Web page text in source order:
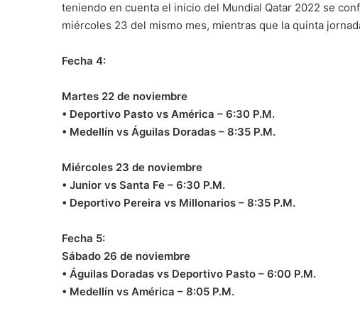
teniendo en cuenta el inicio del Mundial Qatar 2022 se
miércoles 23 del mismo mes, mientras que la quinta
Fecha 4:
Martes 22 de noviembre
• Deportivo Pasto vs América – 6:30 P.M.
• Medellín vs Águilas Doradas – 8:35 P.M.
Miércoles 23 de noviembre
• Junior vs Santa Fe – 6:30 P.M.
• Deportivo Pereira vs Millonarios – 8:35 P.M.
Fecha 5:
Sábado 26 de noviembre
• Águilas Doradas vs Deportivo Pasto – 6:00 P.M.
• Medellín vs América – 8:05 P.M.